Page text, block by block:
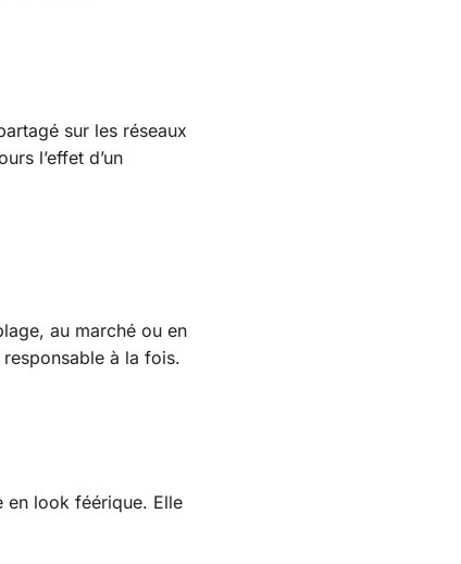
sur les réseaux
l’effet d’un
au marché ou en
à la fois.
en look féérique. Elle